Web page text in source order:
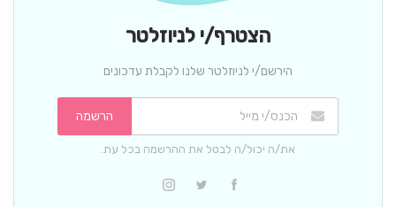
הצטרף/י לניוזלטר
הירשם/י לניוזלטר שלנו לקבלת עדכונים
הרשמה
את/ה יכול/ה לבטל את ההרשמה בכל עת.